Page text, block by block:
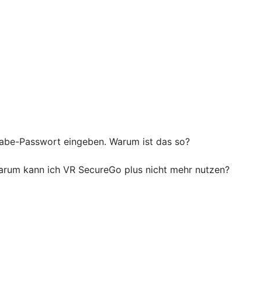
Passwort eingeben. Warum ist das so?
kann ich VR SecureGo plus nicht mehr nutzen?